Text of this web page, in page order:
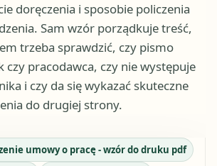
doręczenia i sposobie policzenia
Sam wzór porządkuje treść,
trzeba sprawdzić, czy pismo
czy pracodawca, czy nie występuje
i czy da się wykazać skuteczne
do drugiej strony.
umowy o pracę - wzór do druku pdf